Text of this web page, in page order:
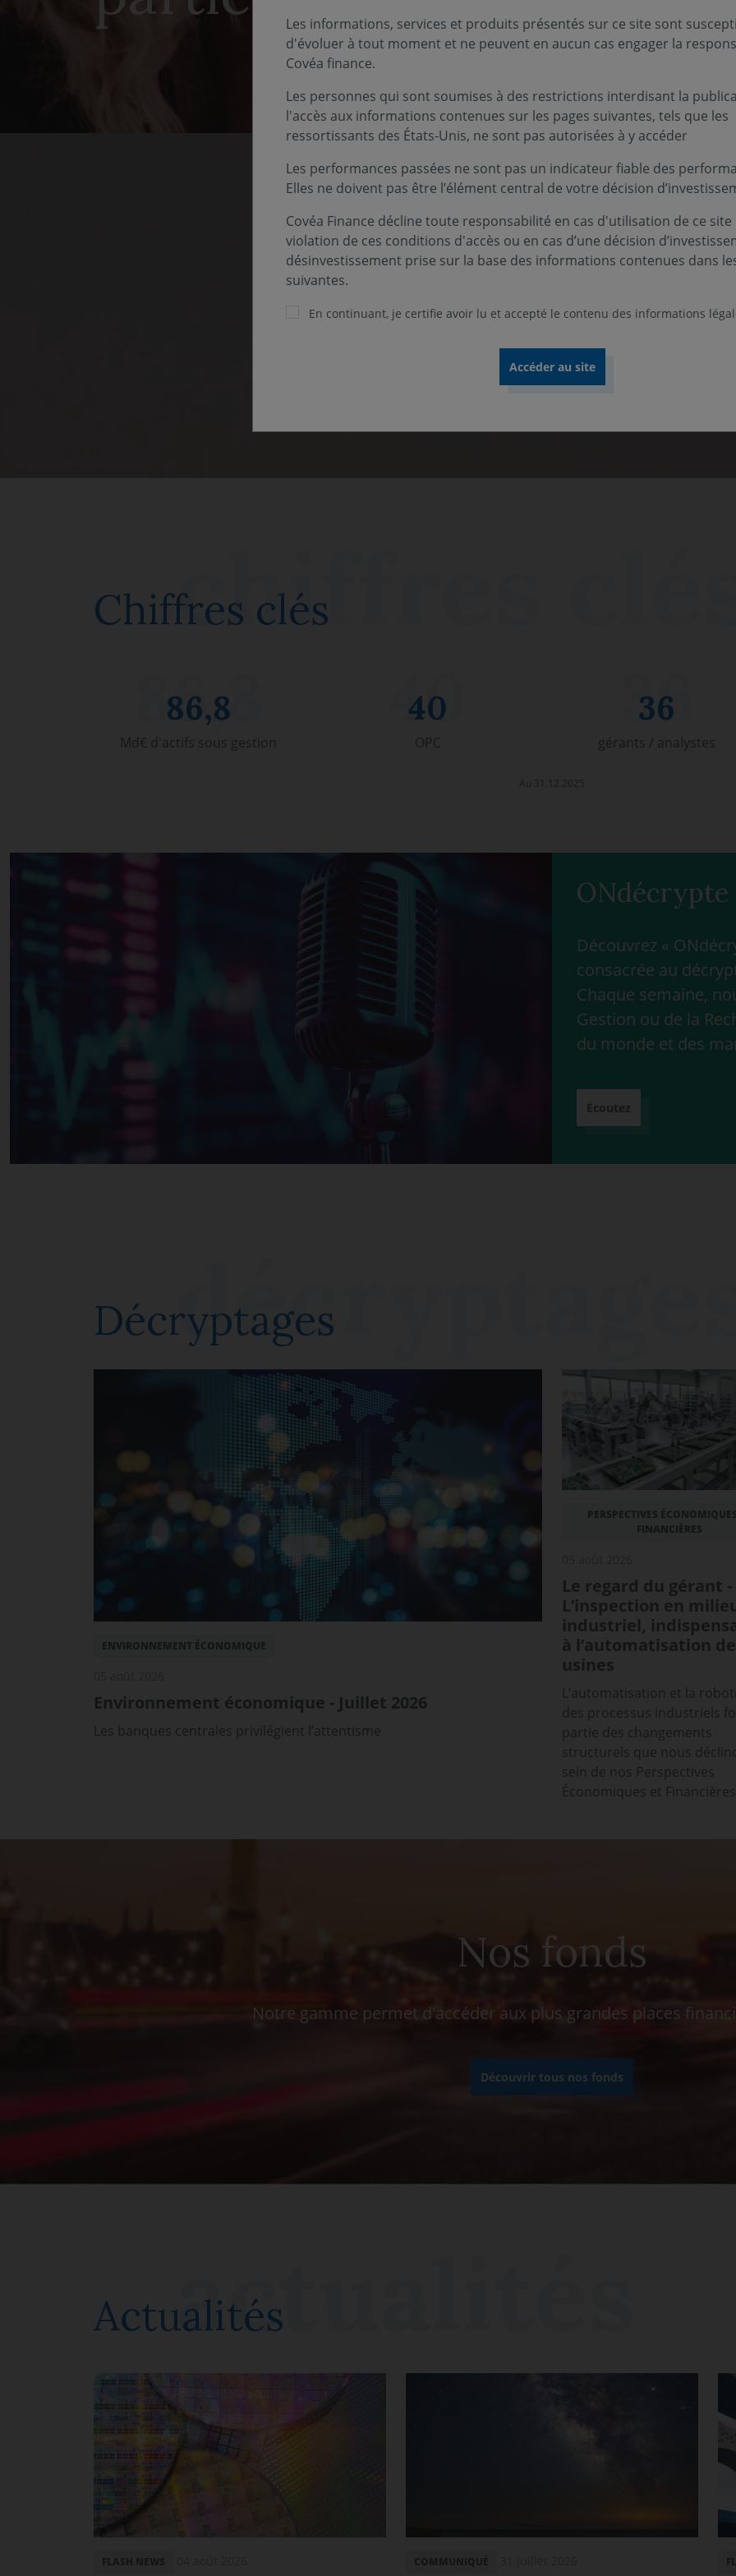
Nos rapports 2025
Pour comprendre notre vision, notre stratégie et nos
Découvrir nos rapports
Chiffres clés
86,8
Md€ d'actifs sous gestion
40
OPC
36
gérants / analystes
Au 31.12.2025
ONdécrypte
Découvrez «
consacrée au
Chaque semaine,
Gestion ou de la
du monde et des
Écoutez
Décryptages
ENVIRONNEMENT ÉCONOMIQUE
Environnement économique - Juillet 2026
Les banques centrales privilégient l’attentisme
PERSPECTIVES
FINANCIÈRES
Le regard du gérant -
L’inspection en
industriel,
à l’automatisation
usines
L’automatisation et la
des processus industriels
partie des changements
structurels que nous
sein de nos Perspectives
Économiques et
Nos fonds
Notre gamme permet d'accéder aux plus grandes places
Découvrir tous nos fonds
Actualités
Les informations, services et produits présentés sur ce site sont
d'évoluer à tout moment et ne peuvent en aucun cas engager la
Covéa finance.
Les personnes qui sont soumises à des restrictions interdisant la
l'accès aux informations contenues sur les pages suivantes, tels que les
ressortissants des États-Unis, ne sont pas autorisées à y accéder
Les performances passées ne sont pas un indicateur fiable des
Elles ne doivent pas être l’élément central de votre décision
Covéa Finance décline toute responsabilité en cas d'utilisation de ce
violation de ces conditions d'accès ou en cas d’une décision
désinvestissement prise sur la base des informations contenues dans
suivantes.
En continuant, je certifie avoir lu et accepté le contenu des informations